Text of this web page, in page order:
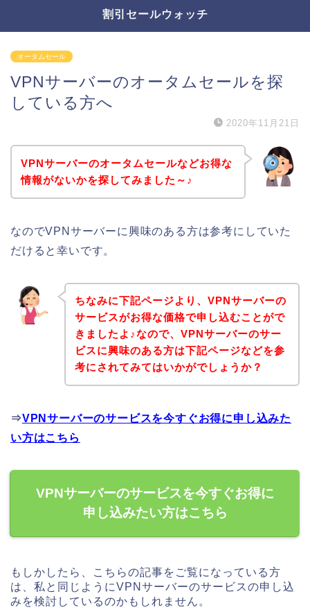
割引セールウォッチ
オータムセール
VPNサーバーのオータムセールを探
している方へ
2020年11月21日
VPNサーバーのオータムセールなどお得な
情報がないかを探してみました～♪
なのでVPNサーバーに興味のある方は参考にしていた
だけると幸いです。
ちなみに下記ページより、VPNサーバーの
サービスがお得な価格で申し込むことがで
きましたよ♪なので、VPNサーバーのサー
ビスに興味のある方は下記ページなどを参
考にされてみてはいかがでしょうか？
⇒VPNサーバーのサービスを今すぐお得に申し込みた
い方はこちら
VPNサーバーのサービスを今すぐお得に
申し込みたい方はこちら
もしかしたら、こちらの記事をご覧になっている方
は、私と同じようにVPNサーバーのサービスの申し込
みを検討しているのかもしれません。